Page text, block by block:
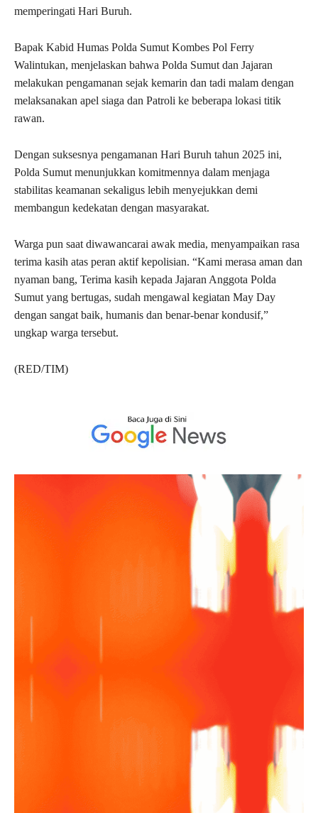
memperingati Hari Buruh.
Bapak Kabid Humas Polda Sumut Kombes Pol Ferry
Walintukan, menjelaskan bahwa Polda Sumut dan Jajaran
melakukan pengamanan sejak kemarin dan tadi malam dengan
melaksanakan apel siaga dan Patroli ke beberapa lokasi titik
rawan.
Dengan suksesnya pengamanan Hari Buruh tahun 2025 ini,
Polda Sumut menunjukkan komitmennya dalam menjaga
stabilitas keamanan sekaligus lebih menyejukkan demi
membangun kedekatan dengan masyarakat.
Warga pun saat diwawancarai awak media, menyampaikan rasa
terima kasih atas peran aktif kepolisian. “Kami merasa aman dan
nyaman bang, Terima kasih kepada Jajaran Anggota Polda
Sumut yang bertugas, sudah mengawal kegiatan May Day
dengan sangat baik, humanis dan benar-benar kondusif,”
ungkap warga tersebut.
(RED/TIM)